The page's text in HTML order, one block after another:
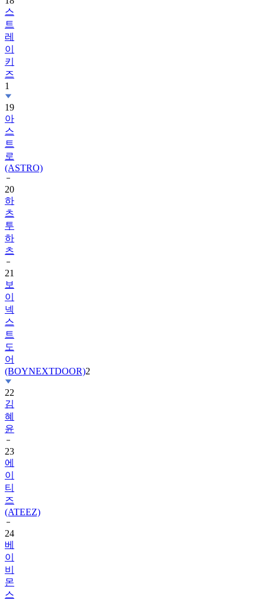
스
트
레
이
키
즈
1
19
아
스
트
로
(ASTRO)
20
하
츠
투
하
츠
21
보
이
넥
스
트
도
어
(BOYNEXTDOOR)2
22
김
혜
윤
23
에
이
티
즈
(ATEEZ)
24
베
이
비
몬
스